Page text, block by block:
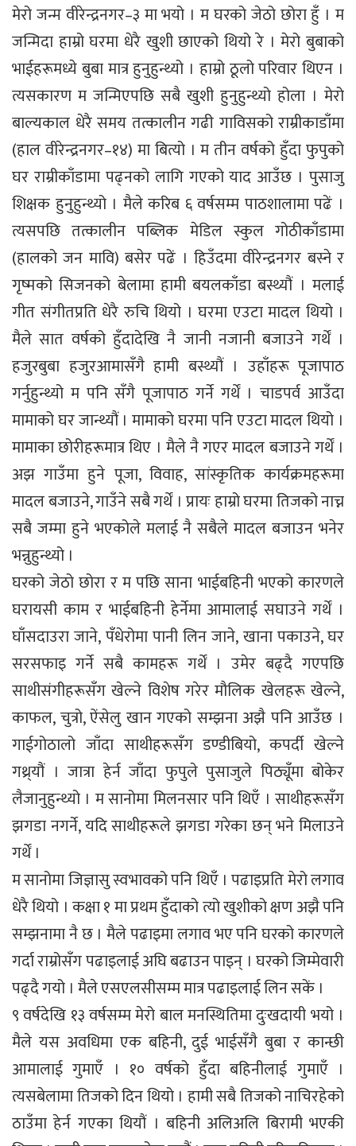
मेरो जन्म वीरेन्द्रनगर–३ मा भयो । म घरको जेठो छोरा हुँ । म
जन्मिदा हाम्रो घरमा धेरै खुशी छाएको थियो रे । मेरो बुबाको
भाईहरूमध्ये बुबा मात्र हुनुहुन्थ्यो । हाम्रो ठूलो परिवार थिएन ।
त्यसकारण म जन्मिएपछि सबै खुशी हुनुहुन्थ्यो होला । मेरो
बाल्यकाल धेरै समय तत्कालीन गढी गाविसको राम्रीकाडाँमा
(हाल वीरेन्द्रनगर–१४) मा बित्यो । म तीन वर्षको हुँदा फुपुको
घर राम्रीकाँडामा पढ्नको लागि गएको याद आउँछ । पुसाजु
शिक्षक हुनुहुन्थ्यो । मैले करिब ६ वर्षसम्म पाठशालामा पढें ।
त्यसपछि तत्कालीन पब्लिक मेडिल स्कुल गोठीकाँडामा
(हालको जन मावि) बसेर पढें । हिउँदमा वीरेन्द्रनगर बस्ने र
गृष्मको सिजनको बेलामा हामी बयलकाँडा बस्थ्यौं । मलाई
गीत संगीतप्रति धेरै रुचि थियो । घरमा एउटा मादल थियो ।
मैले सात वर्षको हुँदादेखि नै जानी नजानी बजाउने गर्थें ।
हजुरबुबा हजुरआमासँगै हामी बस्थ्यौं । उहाँहरू पूजापाठ
गर्नुहुन्थ्यो म पनि सँगै पूजापाठ गर्ने गर्थें । चाडपर्व आउँदा
मामाको घर जान्थ्यौं । मामाको घरमा पनि एउटा मादल थियो ।
मामाका छोरीहरूमात्र थिए । मैले नै गएर मादल बजाउने गर्थें ।
अझ गाउँमा हुने पूजा, विवाह, सांस्कृतिक कार्यक्रमहरूमा
मादल बजाउने, गाउँने सबै गर्थें । प्रायः हाम्रो घरमा तिजको नाच्न
सबै जम्मा हुने भएकोले मलाई नै सबैले मादल बजाउन भनेर
भन्नुहुन्थ्यो ।
घरको जेठो छोरा र म पछि साना भाईबहिनी भएको कारणले
घरायसी काम र भाईबहिनी हेर्नेमा आमालाई सघाउने गर्थें ।
घाँसदाउरा जाने, पँधेरोमा पानी लिन जाने, खाना पकाउने, घर
सरसफाइ गर्ने सबै कामहरू गर्थें । उमेर बढ्दै गएपछि
साथीसंगीहरूसँग खेल्ने विशेष गरेर मौलिक खेलहरू खेल्ने,
काफल, चुत्रो, ऐंसेलु खान गएको सम्झना अझै पनि आउँछ ।
गाईगोठालो जाँदा साथीहरूसँग डण्डीबियो, कपर्दी खेल्ने
गथ्र्यौं । जात्रा हेर्न जाँदा फुपुले पुसाजुले पिठ्यूँमा बोकेर
लैजानुहुन्थ्यो । म सानोमा मिलनसार पनि थिएँ । साथीहरूसँग
झगडा नगर्ने, यदि साथीहरूले झगडा गरेका छन् भने मिलाउने
गर्थें ।
म सानोमा जिज्ञासु स्वभावको पनि थिएँ । पढाइप्रति मेरो लगाव
धेरै थियो । कक्षा १ मा प्रथम हुँदाको त्यो खुशीको क्षण अझै पनि
सम्झनामा नै छ । मैले पढाइमा लगाव भए पनि घरको कारणले
गर्दा राम्रोसँग पढाइलाई अघि बढाउन पाइन् । घरको जिम्मेवारी
पढ्दै गयो । मैले एसएलसीसम्म मात्र पढाइलाई लिन सकें ।
९ वर्षदेखि १३ वर्षसम्म मेरो बाल मनस्थितिमा दुःखदायी भयो ।
मैले यस अवधिमा एक बहिनी, दुई भाईसँगै बुबा र कान्छी
आमालाई गुमाएँ । १० वर्षको हुँदा बहिनीलाई गुमाएँ ।
त्यसबेलामा तिजको दिन थियो । हामी सबै तिजको नाचिरहेको
ठाउँमा हेर्न गएका थियौं । बहिनी अलिअलि बिरामी भएकी